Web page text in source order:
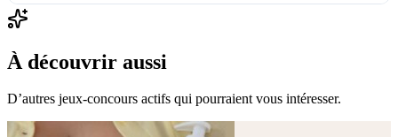
À découvrir aussi
D’autres jeux-concours actifs qui pourraient vous intéresser.